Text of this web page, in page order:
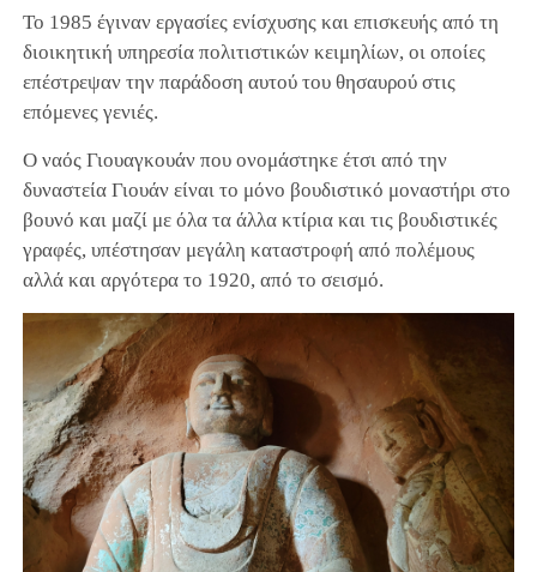
Το 1985 έγιναν εργασίες ενίσχυσης και επισκευής από τη
διοικητική υπηρεσία πολιτιστικών κειμηλίων, οι οποίες
επέστρεψαν την παράδοση αυτού του θησαυρού στις
επόμενες γενιές.
Ο ναός Γιουαγκουάν που ονομάστηκε έτσι από την
δυναστεία Γιουάν είναι το μόνο βουδιστικό μοναστήρι στο
βουνό και μαζί με όλα τα άλλα κτίρια και τις βουδιστικές
γραφές, υπέστησαν μεγάλη καταστροφή από πολέμους
αλλά και αργότερα το 1920, από το σεισμό.